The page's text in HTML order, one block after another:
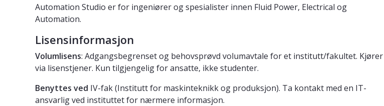
Automation Studio er for ingeniører og spesialister innen Fluid Power, Electrical og
Automation.
Lisensinformasjon
Volumlisens: Adgangsbegrenset og behovsprøvd volumavtale for et institutt/fakultet. Kjører
via lisenstjener. Kun tilgjengelig for ansatte, ikke studenter.
Benyttes ved IV-fak (Institutt for maskinteknikk og produksjon). Ta kontakt med en IT-
ansvarlig ved instituttet for nærmere informasjon.